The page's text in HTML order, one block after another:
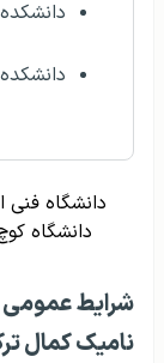
دانشگاه فنی
دانشگاه
شرایط عمومی
نامیک کمال